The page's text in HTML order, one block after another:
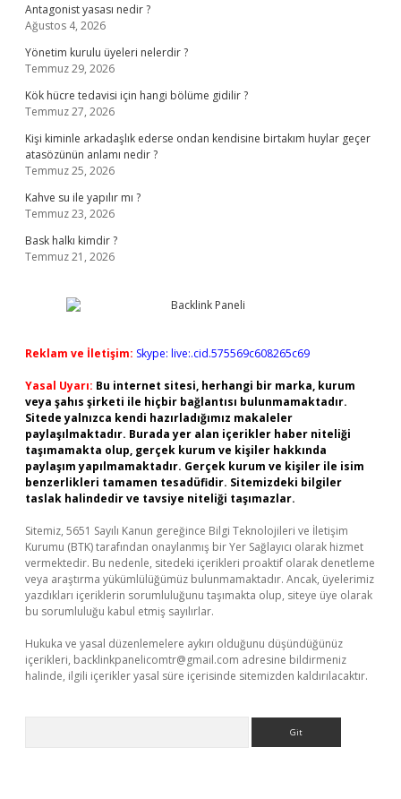
Antagonist yasası nedir ?
Ağustos 4, 2026
Yönetim kurulu üyeleri nelerdir ?
Temmuz 29, 2026
Kök hücre tedavisi için hangi bölüme gidilir ?
Temmuz 27, 2026
Kişi kiminle arkadaşlık ederse ondan kendisine birtakım huylar geçer
atasözünün anlamı nedir ?
Temmuz 25, 2026
Kahve su ile yapılır mı ?
Temmuz 23, 2026
Bask halkı kimdir ?
Temmuz 21, 2026
Reklam ve İletişim: Skype: live:.cid.575569c608265c69
Yasal Uyarı: Bu internet sitesi, herhangi bir marka, kurum
veya şahıs şirketi ile hiçbir bağlantısı bulunmamaktadır.
Sitede yalnızca kendi hazırladığımız makaleler
paylaşılmaktadır. Burada yer alan içerikler haber niteliği
taşımamakta olup, gerçek kurum ve kişiler hakkında
paylaşım yapılmamaktadır. Gerçek kurum ve kişiler ile isim
benzerlikleri tamamen tesadüfidir. Sitemizdeki bilgiler
taslak halindedir ve tavsiye niteliği taşımazlar.
Sitemiz, 5651 Sayılı Kanun gereğince Bilgi Teknolojileri ve İletişim
Kurumu (BTK) tarafından onaylanmış bir Yer Sağlayıcı olarak hizmet
vermektedir. Bu nedenle, sitedeki içerikleri proaktif olarak denetleme
veya araştırma yükümlülüğümüz bulunmamaktadır. Ancak, üyelerimiz
yazdıkları içeriklerin sorumluluğunu taşımakta olup, siteye üye olarak
bu sorumluluğu kabul etmiş sayılırlar.
Hukuka ve yasal düzenlemelere aykırı olduğunu düşündüğünüz
içerikleri, backlinkpanelicomtr@gmail.com adresine bildirmeniz
halinde, ilgili içerikler yasal süre içerisinde sitemizden kaldırılacaktır.